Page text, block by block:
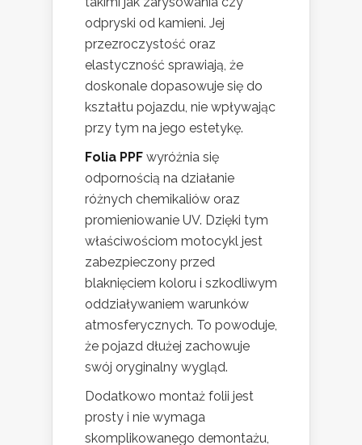
odpryski od kamieni. Jej
przezroczystość oraz
elastyczność sprawiają, że
doskonale dopasowuje się do
kształtu pojazdu, nie wpływając
przy tym na jego estetykę.
Folia PPF wyróżnia się
odpornością na działanie
różnych chemikaliów oraz
promieniowanie UV. Dzięki tym
właściwościom motocykl jest
zabezpieczony przed
blaknięciem koloru i szkodliwym
oddziaływaniem warunków
atmosferycznych. To powoduje,
że pojazd dłużej zachowuje
swój oryginalny wygląd.
Dodatkowo montaż folii jest
prosty i nie wymaga
skomplikowanego demontażu,